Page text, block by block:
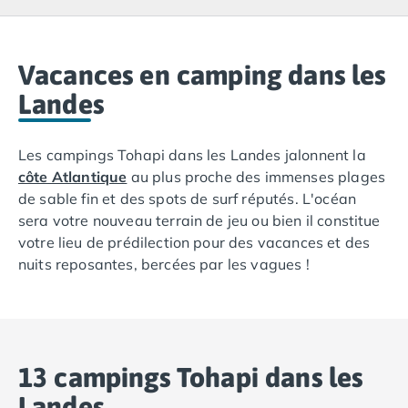
Camping Les Landes
Camping Biscarrosse
Camping Capbreton
Camping Messanges
Camping Moliets et Maa
Camping Sanguinet
Camping Seignosse
Camping Vieux Boucau les Bains
Camping Pyrénées Atlantiques
Camping Saint Jean de Luz
Camping Basse-Normandie
Vacances en camping dans les
Landes
Les campings Tohapi dans les Landes jalonnent la
côte Atlantique au plus proche des immenses plages
de sable fin et des spots de surf réputés. L'océan
sera votre nouveau terrain de jeu ou bien il constitue
votre lieu de prédilection pour des vacances et des
nuits reposantes, bercées par les vagues !
13 campings Tohapi dans les